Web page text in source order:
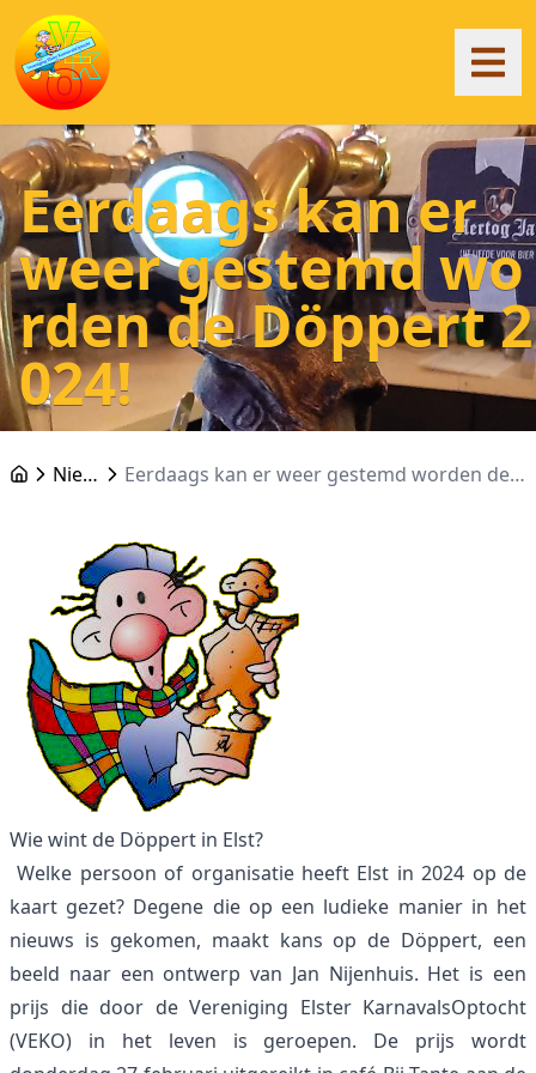
Eerdaags kan er
weer gestemd wo
rden de Döppert 2
024!
Nieuws Eerdaags kan er weer gestemd worden de Döppert 2024!
Wie wint de Döppert in Elst?
Welke persoon of organisatie heeft Elst in 2024 op de
kaart gezet? Degene die op een ludieke manier in het
nieuws is gekomen, maakt kans op de Döppert, een
beeld naar een ontwerp van Jan Nijenhuis. Het is een
prijs die door de Vereniging Elster KarnavalsOptocht
(VEKO) in het leven is geroepen. De prijs wordt